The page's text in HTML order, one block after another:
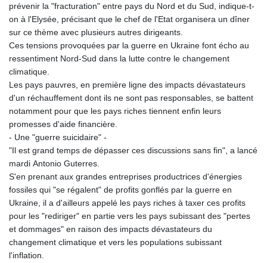
prévenir la "fracturation" entre pays du Nord et du Sud, indique-t-
on à l'Elysée, précisant que le chef de l'Etat organisera un dîner
sur ce thème avec plusieurs autres dirigeants.
Ces tensions provoquées par la guerre en Ukraine font écho au
ressentiment Nord-Sud dans la lutte contre le changement
climatique.
Les pays pauvres, en première ligne des impacts dévastateurs
d'un réchauffement dont ils ne sont pas responsables, se battent
notamment pour que les pays riches tiennent enfin leurs
promesses d'aide financière.
- Une "guerre suicidaire" -
"Il est grand temps de dépasser ces discussions sans fin", a lancé
mardi Antonio Guterres.
S'en prenant aux grandes entreprises productrices d'énergies
fossiles qui "se régalent" de profits gonflés par la guerre en
Ukraine, il a d'ailleurs appelé les pays riches à taxer ces profits
pour les "rediriger" en partie vers les pays subissant des "pertes
et dommages" en raison des impacts dévastateurs du
changement climatique et vers les populations subissant
l'inflation.